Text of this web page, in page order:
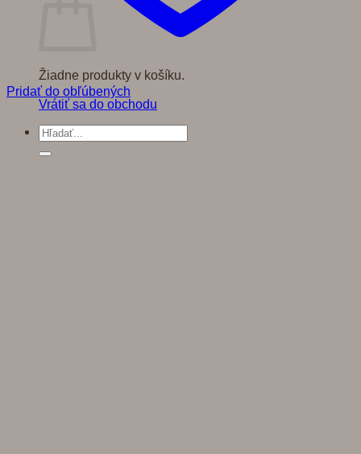
Žiadne produkty v košíku.
Vrátiť sa do obchodu
Hľadať:
Pridať do obľúbených